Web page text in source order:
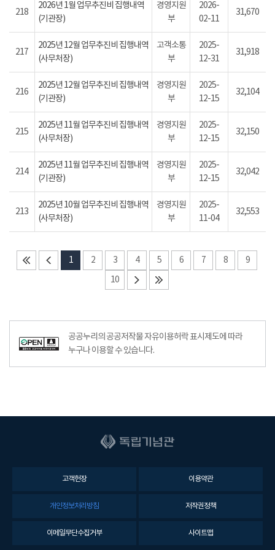
218
2026년 1월 업무추진비 집행내역
(기관장)
경영지원
부
2026-
02-11
31,670
217
2025년 12월 업무추진비 집행내역
(사무처장)
고객소통
부
2025-
12-31
31,918
216
2025년 12월 업무추진비 집행내역
(기관장)
경영지원
부
2025-
12-15
32,104
215
2025년 11월 업무추진비 집행내역
(사무처장)
경영지원
부
2025-
12-15
32,150
214
2025년 11월 업무추진비 집행내역
(기관장)
경영지원
부
2025-
12-15
32,042
213
2025년 10월 업무추진비 집행내역
(사무처장)
경영지원
부
2025-
11-04
32,553
1 2 3 4 5 6 7 8
9
10
공공누리의 공공저작물 자유이용허락 표시제도에 따라
누구나 이용할 수 있습니다.
고객헌장 이용약관
개인정보처리방침 저작권정책
이메일무단수집거부 사이트맵